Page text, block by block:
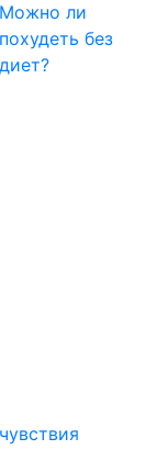
Можно ли
похудеть без
диет?